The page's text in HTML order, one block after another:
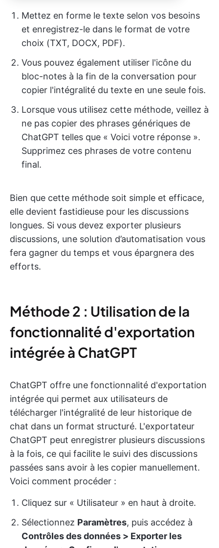
Mettez en forme le texte selon vos besoins
et enregistrez-le dans le format de votre
choix (TXT, DOCX, PDF).
Vous pouvez également utiliser l'icône du
bloc-notes à la fin de la conversation pour
copier l'intégralité du texte en une seule fois.
Lorsque vous utilisez cette méthode, veillez à
ne pas copier des phrases génériques de
ChatGPT telles que « Voici votre réponse ».
Supprimez ces phrases de votre contenu
final.
Bien que cette méthode soit simple et efficace,
elle devient fastidieuse pour les discussions
longues. Si vous devez exporter plusieurs
discussions, une solution d’automatisation vous
fera gagner du temps et vous épargnera des
efforts.
Méthode 2 : Utilisation de la
fonctionnalité d'exportation
intégrée à ChatGPT
ChatGPT offre une fonctionnalité d'exportation
intégrée qui permet aux utilisateurs de
télécharger l'intégralité de leur historique de
chat dans un format structuré. L'exportateur
ChatGPT peut enregistrer plusieurs discussions
à la fois, ce qui facilite le suivi des discussions
passées sans avoir à les copier manuellement.
Voici comment procéder :
Cliquez sur « Utilisateur » en haut à droite.
Sélectionnez Paramètres, puis accédez à
Contrôles des données > Exporter les